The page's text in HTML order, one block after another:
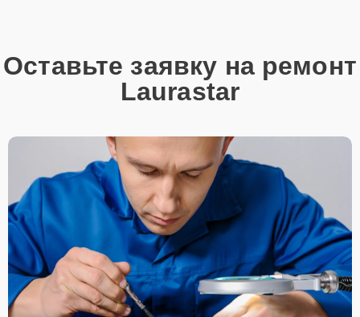
Оставьте заявку на ремонт
Laurastar